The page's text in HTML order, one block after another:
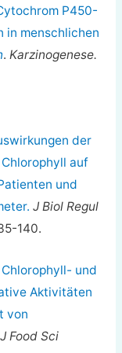
P450-
in menschlichen
.Karzinogenese.
der
auf
und
J Biol Regul
140.
Chlorophyll- und
Aktivitäten
von
J Food Sci